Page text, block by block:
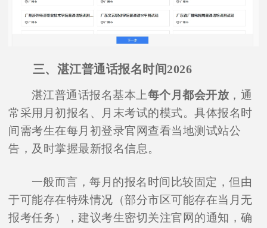
三、湛江普通话报名时间2026
湛江普通话报名基本上每个月都会开放 ，通
常采用月初报名、月末考试的模式。具体报名时
间需考生在每月初登录官网查看当地测试站公
告，及时掌握最新报名信息。
一般而言，每月的报名时间比较固定，但由
于可能存在特殊情况（部分市区可能存在当月无
报考任务），建议考生密切关注官网的通知，确